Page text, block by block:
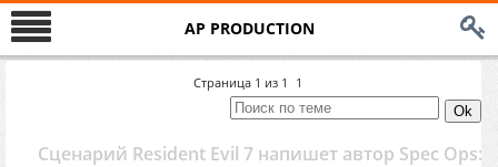
AP PRODUCTION
Страница 1 из 1 1
Сценарий Resident Evil 7 напишет автор Spec Ops: